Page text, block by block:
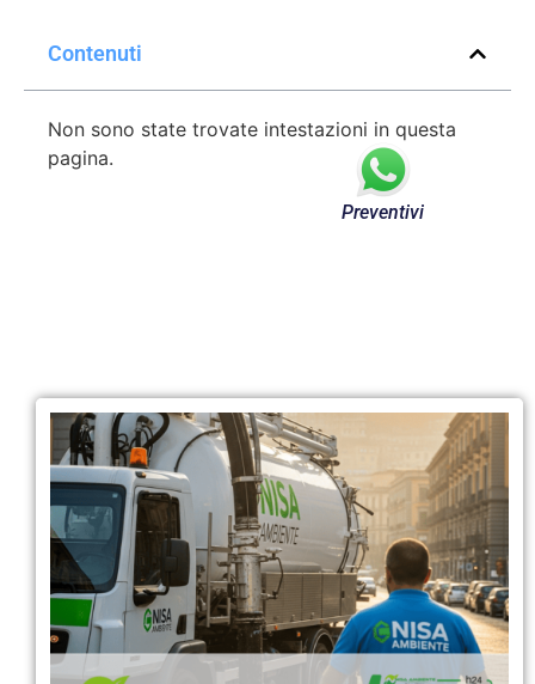
Contenuti
Non sono state trovate intestazioni in questa
pagina.
Preventivi